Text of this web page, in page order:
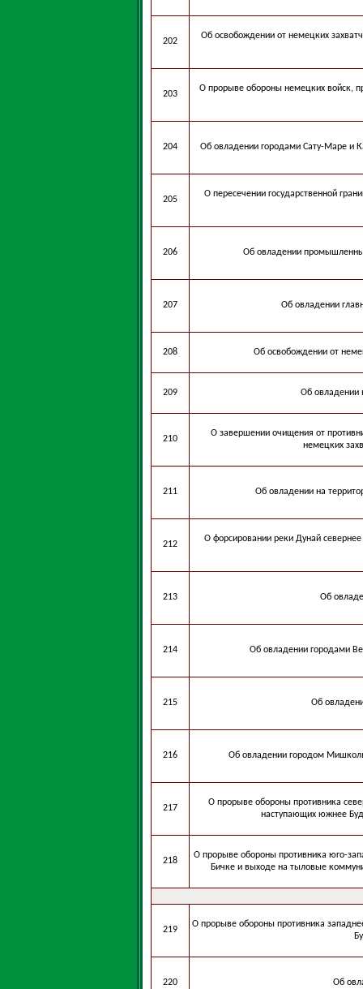
202
Об освобождении от немецких
203
О прорыве обороны немецких войск,
204 Об овладении городами Сату-Маре и
205
О пересечении государственной
206 Об овладении
207 Об овладении
208 Об освобождении от
209 Об овладении
210
О завершении очищения от
немецких
211 Об овладении на
212
О форсировании реки Дунай
213 Об
214 Об овладении городами
215 Об
216 Об овладении городом
217
О прорыве обороны противника
наступающих южнее
218
О прорыве обороны противника юго-
Бичке и выходе на тыловые
219
О прорыве обороны противника
220 Об